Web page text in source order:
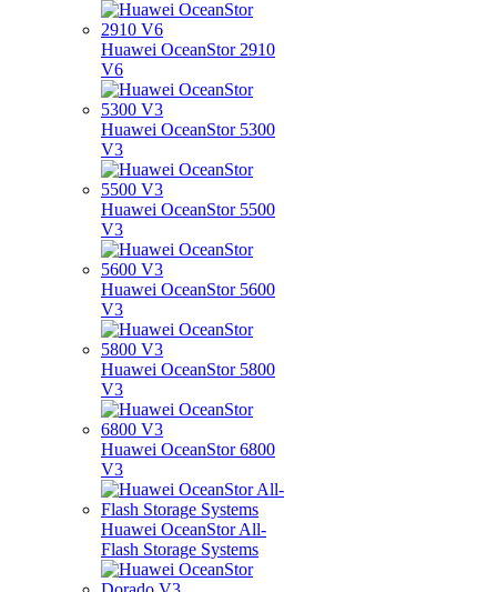
Huawei OceanStor 2910
V6
Huawei OceanStor 5300
V3
Huawei OceanStor 5500
V3
Huawei OceanStor 5600
V3
Huawei OceanStor 5800
V3
Huawei OceanStor 6800
V3
Huawei OceanStor All-
Flash Storage Systems